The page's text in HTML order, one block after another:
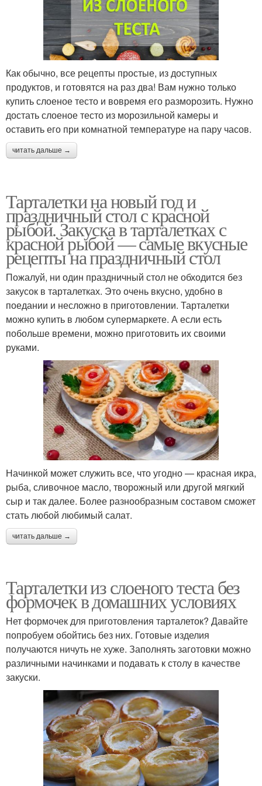
Как обычно, все рецепты простые, из доступных
продуктов, и готовятся на раз два! Вам нужно только
купить слоеное тесто и вовремя его разморозить. Нужно
достать слоеное тесто из морозильной камеры и
оставить его при комнатной температуре на пару часов.
читать дальше →
Тарталетки на новый год и
праздничный стол с красной
рыбой. Закуска в тарталетках с
красной рыбой — самые вкусные
рецепты на праздничный стол
Пожалуй, ни один праздничный стол не обходится без
закусок в тарталетках. Это очень вкусно, удобно в
поедании и несложно в приготовлении. Тарталетки
можно купить в любом супермаркете. А если есть
побольше времени, можно приготовить их своими
руками.
Начинкой может служить все, что угодно — красная икра,
рыба, сливочное масло, творожный или другой мягкий
сыр и так далее. Более разнообразным составом сможет
стать любой любимый салат.
читать дальше →
Тарталетки из слоеного теста без
формочек в домашних условиях
Нет формочек для приготовления тарталеток? Давайте
попробуем обойтись без них. Готовые изделия
получаются ничуть не хуже. Заполнять заготовки можно
различными начинками и подавать к столу в качестве
закуски.